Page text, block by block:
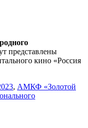
представлены
кино «Россия
, АМКФ «Золотой